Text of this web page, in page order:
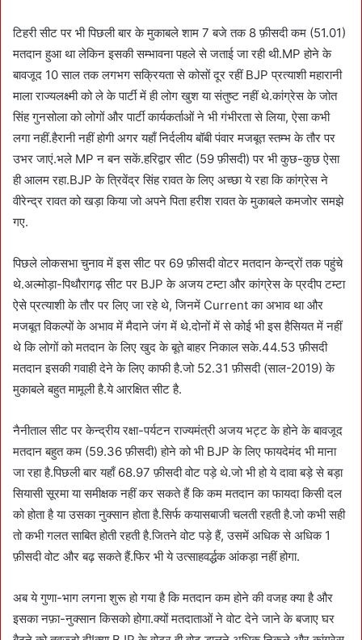
टिहरी सीट पर भी पिछली बार के मुकाबले शाम 7 बजे तक 8 फ़ीसदी कम (51.01)
मतदान हुआ था लेकिन इसकी सम्भावना पहले से जताई जा रही थी.MP होने के
बावजूद 10 साल तक लगभग सक्रियता से कोसों दूर रहीं BJP प्रत्याशी महारानी
माला राज्यलक्ष्मी को ले के पार्टी में ही लोग खुश या संतुष्ट नहीं थे.कांग्रेस के जोत
सिंह गुनसोला को लोगों और पार्टी कार्यकर्ताओं ने भी गंभीरता से लिया, ऐसा कभी
लगा नहीं.हैरानी नहीं होगी अगर यहाँ निर्दलीय बॉबी पंवार मजबूत स्तम्भ के तौर पर
उभर जाएं.भले MP न बन सकें.हरिद्वार सीट (59 फ़ीसदी) पर भी कुछ-कुछ ऐसा
ही आलम रहा.BJP के त्रिवेंद्र सिंह रावत के लिए अच्छा ये रहा कि कांग्रेस ने
वीरेन्द्र रावत को खड़ा किया जो अपने पिता हरीश रावत के मुकाबले कमजोर समझे
गए.
पिछले लोकसभा चुनाव में इस सीट पर 69 फ़ीसदी वोटर मतदान केन्द्रों तक पहुंचे
थे.अल्मोड़ा-पिथौरागढ़ सीट पर BJP के अजय टम्टा और कांग्रेस के प्रदीप टम्टा
ऐसे प्रत्याशी के तौर पर लिए जा रहे थे, जिनमें Current का अभाव था और
मजबूत विकल्पों के अभाव में मैदाने जंग में थे.दोनों में से कोई भी इस हैसियत में नहीं
थे कि लोगों को मतदान के लिए खुद के बूते बाहर निकाल सके.44.53 फ़ीसदी
मतदान इसकी गवाही देने के लिए काफी है.जो 52.31 फ़ीसदी (साल-2019) के
मुकाबले बहुत मामूली है.ये आरक्षित सीट है.
नैनीताल सीट पर केन्द्रीय रक्षा-पर्यटन राज्यमंत्री अजय भट्ट के होने के बावजूद
मतदान बहुत कम (59.36 फ़ीसदी) होने को भी BJP के लिए फायदेमंद भी माना
जा रहा है.पिछली बार यहाँ 68.97 फ़ीसदी वोट पड़े थे.जो भी हो ये दावा बड़े से बड़ा
सियासी सूरमा या समीक्षक नहीं कर सकते हैं कि कम मतदान का फायदा किसी दल
को होता है या उसका नुक्सान होता है.सिर्फ कयासबाजी चलती रहती है.जो कभी सही
तो कभी गलत साबित होती रहती है.जितने वोट पड़े हैं, उसमें अधिक से अधिक 1
फ़ीसदी वोट और बढ़ सकते हैं.फिर भी ये उत्साहवर्द्धक आंकड़ा नहीं होगा.
अब ये गुणा-भाग लगना शुरू हो गया है कि मतदान कम होने की वजह क्या है और
इसका नफ़ा-नुक्सान किसको होगा.क्यों मतदाताओं ने वोट देने जाने के बजाए घर